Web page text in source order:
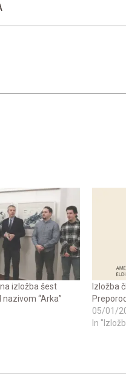
izložba šest
“Arka”
Izložba
Preporod
05/01/
In